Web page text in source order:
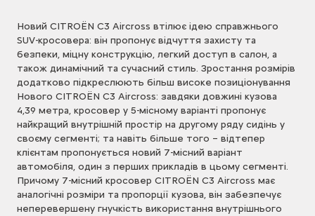
Новий CITROЁN C3 Aircross втілює ідею справжнього
SUV-кросовера: він пропонує відчуття захисту та
безпеки, міцну конструкцію, легкий доступ в салон, а
також динамічний та сучасний стиль. Зростання розмірів
додатково підкреслюють більш високе позиціонування
Нового CITROЁN C3 Aircross: завдяки довжині кузова
4,39 метра, кросовер у 5-місному варіанті пропонує
найкращий внутрішній простір на другому ряду сидінь у
своєму сегменті; та навіть більше того – відтепер
клієнтам пропонується новий 7-місний варіант
автомобіля, один з перших прикладів в цьому сегменті.
Причому 7-місний кросовер CITROЁN C3 Aircross має
аналогічні розміри та пропорції кузова, він забезпечує
неперевершену гнучкість використання внутрішнього